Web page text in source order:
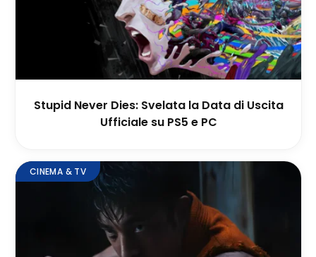
Stupid Never Dies: Svelata la Data di Uscita
Ufficiale su PS5 e PC
CINEMA & TV